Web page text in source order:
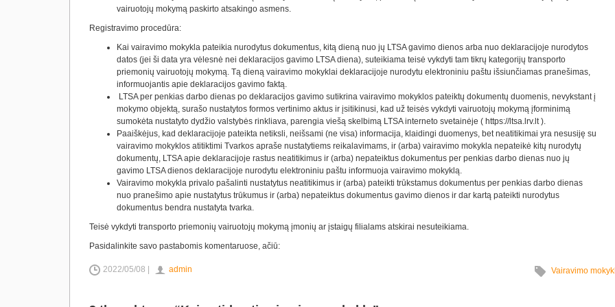
vairuotojų mokymą paskirto atsakingo asmens.
Registravimo procedūra:
Kai vairavimo mokykla pateikia nurodytus dokumentus, kitą dieną nuo jų LTSA gavimo dienos arba nuo deklaracijoje nurodytos
datos (jei ši data yra vėlesnė nei deklaracijos gavimo LTSA diena), suteikiama teisė vykdyti tam tikrų kategorijų transporto
priemonių vairuotojų mokymą. Tą dieną vairavimo mokyklai deklaracijoje nurodytu elektroniniu paštu išsiunčiamas pranešimas,
informuojantis apie deklaracijos gavimo faktą.
LTSA per penkias darbo dienas po deklaracijos gavimo sutikrina vairavimo mokyklos pateiktų dokumentų duomenis, nevykstant į
mokymo objektą, surašo nustatytos formos vertinimo aktus ir įsitikinusi, kad už teisės vykdyti vairuotojų mokymą įforminimą
sumokėta nustatyto dydžio valstybės rinkliava, parengia viešą skelbimą LTSA interneto svetainėje ( https://ltsa.lrv.lt ).
Paaiškėjus, kad deklaracijoje pateikta netiksli, neišsami (ne visa) informacija, klaidingi duomenys, bet neatitikimai yra nesusiję su
vairavimo mokyklos atitiktimi Tvarkos apraše nustatytiems reikalavimams, ir (arba) vairavimo mokykla nepateikė kitų nurodytų
dokumentų, LTSA apie deklaracijoje rastus neatitikimus ir (arba) nepateiktus dokumentus per penkias darbo dienas nuo jų
gavimo LTSA dienos deklaracijoje nurodytu elektroniniu paštu informuoja vairavimo mokyklą.
Vairavimo mokykla privalo pašalinti nustatytus neatitikimus ir (arba) pateikti trūkstamus dokumentus per penkias darbo dienas
nuo pranešimo apie nustatytus trūkumus ir (arba) nepateiktus dokumentus gavimo dienos ir dar kartą pateikti nurodytus
dokumentus bendra nustatyta tvarka.
Teisė vykdyti transporto priemonių vairuotojų mokymą įmonių ar įstaigų filialams atskirai nesuteikiama.
Pasidalinkite savo pastabomis komentaruose, ačiū:
2022/05/08 | admin Vairavimo